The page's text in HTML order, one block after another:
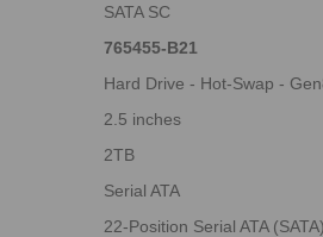
SATA SC
765455-B21
Hard Drive - Hot-Swap -
2.5 inches
2TB
Serial ATA
22-Position Serial ATA